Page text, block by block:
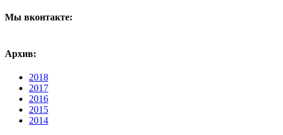
Мы вконтакте:
Архив:
2018
2017
2016
2015
2014